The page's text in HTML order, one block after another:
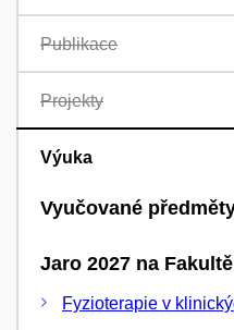
Publikace
Projekty
Výuka
Vyučované
Jaro 2027 na
Fyzioterapie v